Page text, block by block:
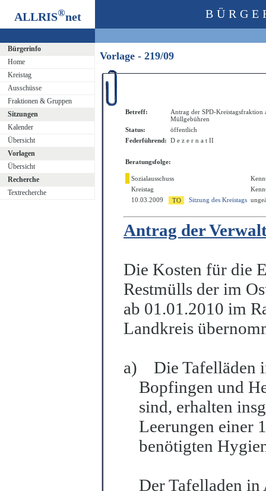
ALLRIS®net
Bürgerinfo
Home
Kreistag
Ausschüsse
Fraktionen & Gruppen
Sitzungen
Kalender
Übersicht
Vorlagen
Übersicht
Recherche
Textrecherche
Vorlage - 219/09
Betreff:
Antrag der SPD-
Müllgebühren
Status:
öffentlich
Federführend: D e z e r n a t II
Beratungsfolge:
Sozialausschuss
Kreistag
10.03.2009
Sitzung des Kreistags
Antrag der
Die Kosten für die
Restmülls der im
ab 01.01.2010 im
Landkreis
a)
Die Tafelläden
Bopfingen und
sind, erhalten
Leerungen einer
benötigten
Der Tafelladen